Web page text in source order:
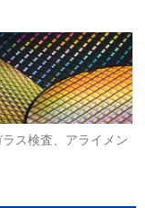
ス検査、アライメン